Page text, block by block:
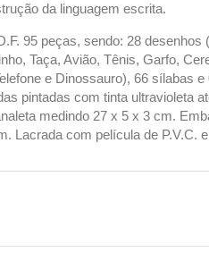
da linguagem escrita.
95 peças, sendo: 28
Taça, Avião, Tênis, Garfo,
e Dinossauro), 66 sílabas
pintadas com tinta ultravioleta
medindo 27 x 5 x 3 cm.
Lacrada com película de P.V.C.